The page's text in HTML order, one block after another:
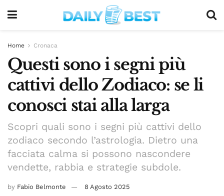
Home Cronaca
Questi sono i segni più
cattivi dello Zodiaco: se li
conosci stai alla larga
Scopri quali sono i segni più cattivi dello
zodiaco secondo l’astrologia. Dietro una
facciata calma si possono nascondere
vendette, rabbia e strategie subdole.
by Fabio Belmonte 8 Agosto 2025